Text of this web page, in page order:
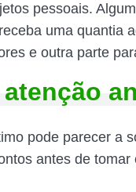
pessoais.
uma quantia
e outra parte
pode parecer a
antes de tomar